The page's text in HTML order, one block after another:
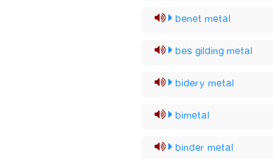
benet metal
bes gilding metal
bidery metal
bimetal
binder metal